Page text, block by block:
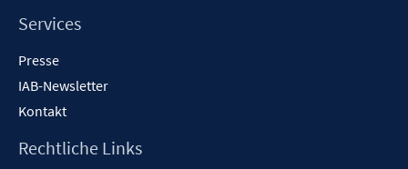
Services
Presse
IAB-Newsletter
Kontakt
Rechtliche Links